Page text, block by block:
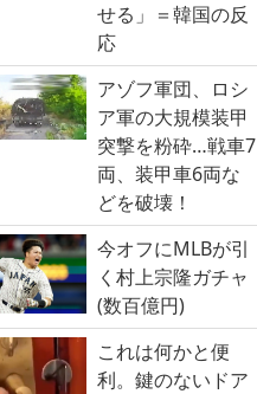
せる」＝韓国の反
応
アゾフ軍団、ロシ
ア軍の大規模装甲
突撃を粉砕…戦車7
両、装甲車6両な
どを破壊！
今オフにMLBが引
く村上宗隆ガチャ
(数百億円)
これは何かと便
利。鍵のないドア